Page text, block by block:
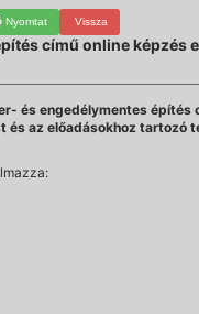
Nyomtat Vissza
című online képzés
és engedélymentes
az előadásokhoz